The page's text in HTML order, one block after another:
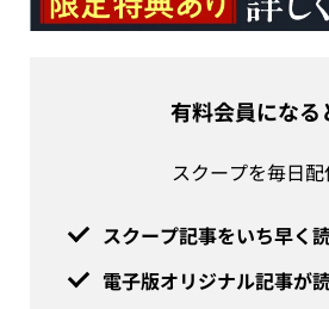
有料会員にな
スクープを毎日配
スクープ記事をいち早く
電子版オリジナル記事が